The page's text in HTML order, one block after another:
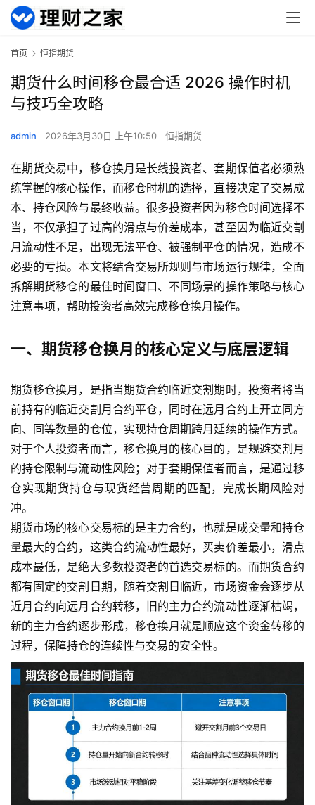
首页 恒指期货
期货什么时间移仓最合适 2026 操作时机
与技巧全攻略
admin 2026年3月30日 上午10:50 恒指期货
在期货交易中，移仓换月是长线投资者、套期保值者必须熟
练掌握的核心操作，而移仓时机的选择，直接决定了交易成
本、持仓风险与最终收益。很多投资者因为移仓时间选择不
当，不仅承担了过高的滑点与价差成本，甚至因为临近交割
月流动性不足，出现无法平仓、被强制平仓的情况，造成不
必要的亏损。本文将结合交易所规则与市场运行规律，全面
拆解期货移仓的最佳时间窗口、不同场景的操作策略与核心
注意事项，帮助投资者高效完成移仓换月操作。
一、期货移仓换月的核心定义与底层逻辑
期货移仓换月，是指当期货合约临近交割期时，投资者将当
前持有的临近交割月合约平仓，同时在远月合约上开立同方
向、同等数量的仓位，实现持仓周期跨月延续的操作方式。
对于个人投资者而言，移仓换月的核心目的，是规避交割月
的持仓限制与流动性风险；对于套期保值者而言，是通过移
仓实现期货持仓与现货经营周期的匹配，完成长期风险对
冲。
期货市场的核心交易标的是主力合约，也就是成交量和持仓
量最大的合约，这类合约流动性最好，买卖价差最小，滑点
成本最低，是绝大多数投资者的首选交易标的。而期货合约
都有固定的交割日期，随着交割日临近，市场资金会逐步从
近月合约向远月合约转移，旧的主力合约流动性逐渐枯竭，
新的主力合约逐步形成，移仓换月就是顺应这个资金转移的
过程，保障持仓的连续性与交易的安全性。